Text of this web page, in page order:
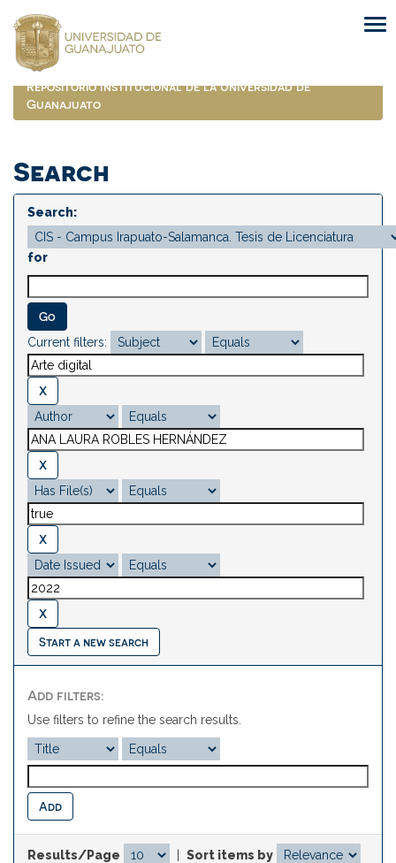
navigation
Repositorio Institucional de la Universidad de
Guanajuato
Search
Search:
for
Current filters:
Start a new search
Add filters:
Use filters to refine the search results.
Results/Page
Sort items by